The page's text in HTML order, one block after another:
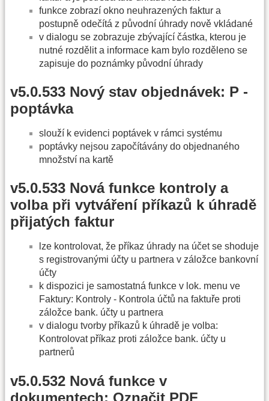
funkce zobrazí okno neuhrazených faktur a
postupně odečítá z původní úhrady nově vkládané
v dialogu se zobrazuje zbývající částka, kterou je
nutné rozdělit a informace kam bylo rozděleno se
zapisuje do poznámky původní úhrady
v5.0.533 Nový stav objednávek: P -
poptávka
slouží k evidenci poptávek v rámci systému
poptávky nejsou započítávány do objednaného
množství na kartě
v5.0.533 Nová funkce kontroly a
volba při vytváření příkazů k úhradě
přijatých faktur
lze kontrolovat, že příkaz úhrady na účet se shoduje
s registrovanými účty u partnera v záložce bankovní
účty
k dispozici je samostatná funkce v lok. menu ve
Faktury: Kontroly - Kontrola účtů na faktuře proti
záložce bank. účty u partnera
v dialogu tvorby příkazů k úhradě je volba:
Kontrolovat příkaz proti záložce bank. účty u
partnerů
v5.0.532 Nová funkce v
dokumentech: Označit PDF